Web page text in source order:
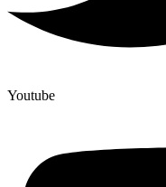
Youtube